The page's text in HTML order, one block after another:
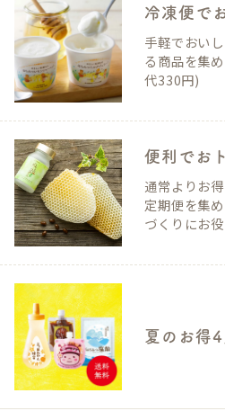
冷凍便で
手軽でおい
る商品を集
代330円)
便利でお
通常よりお
定期便を集
づくりにお役
夏のお得